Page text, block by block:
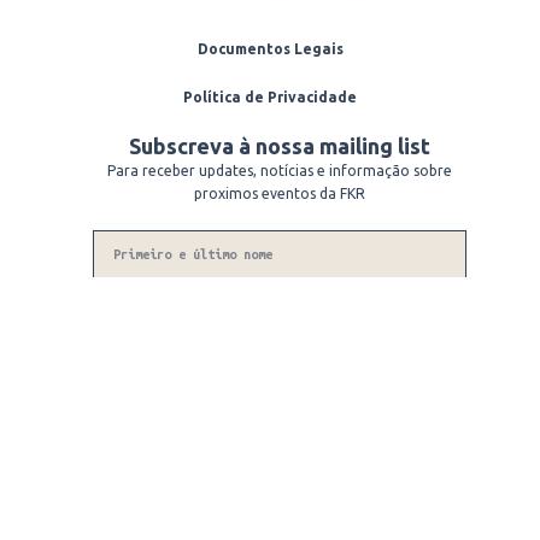
Documentos Legais
Política de Privacidade
Subscreva à nossa mailing list
Para receber updates, notícias e informação sobre
proximos eventos da FKR